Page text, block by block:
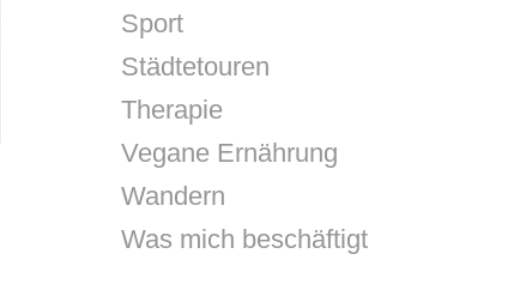
Sport
Städtetouren
Therapie
Vegane Ernährung
Wandern
Was mich beschäftigt